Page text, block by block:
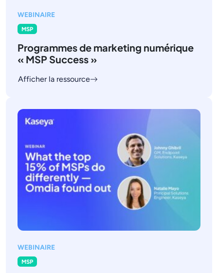
WEBINAIRE
MSP
Programmes de marketing numérique
« MSP Success »
Afficher la ressource
WEBINAIRE
MSP